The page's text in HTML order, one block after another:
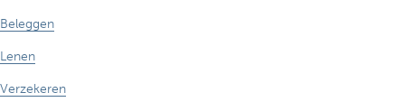
Beleggen
Lenen
Verzekeren